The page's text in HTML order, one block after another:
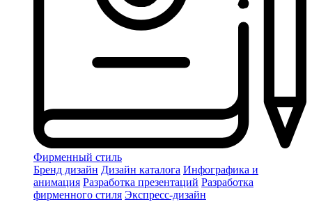
Фирменный стиль
Бренд дизайн Дизайн каталога Инфографика и
анимация Разработка презентаций Разработка
фирменного стиля Экспресс-дизайн